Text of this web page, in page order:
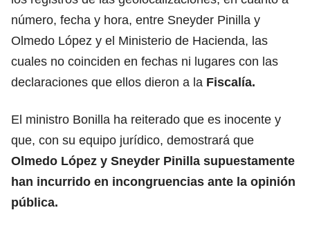
número, fecha y hora, entre Sneyder Pinilla y
Olmedo López y el Ministerio de Hacienda, las
cuales no coinciden en fechas ni lugares con las
declaraciones que ellos dieron a la Fiscalía.
El ministro Bonilla ha reiterado que es inocente y
que, con su equipo jurídico, demostrará que
Olmedo López y Sneyder Pinilla supuestamente
han incurrido en incongruencias ante la opinión
pública.